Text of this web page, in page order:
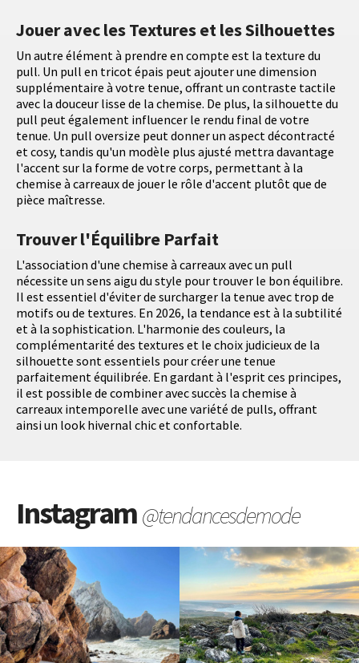
Jouer avec les Textures et les Silhouettes
Un autre élément à prendre en compte est la texture du
pull. Un pull en tricot épais peut ajouter une dimension
supplémentaire à votre tenue, offrant un contraste tactile
avec la douceur lisse de la chemise. De plus, la silhouette du
pull peut également influencer le rendu final de votre
tenue. Un pull oversize peut donner un aspect décontracté
et cosy, tandis qu'un modèle plus ajusté mettra davantage
l'accent sur la forme de votre corps, permettant à la
chemise à carreaux de jouer le rôle d'accent plutôt que de
pièce maîtresse.
Trouver l'Équilibre Parfait
L'association d'une chemise à carreaux avec un pull
nécessite un sens aigu du style pour trouver le bon équilibre.
Il est essentiel d'éviter de surcharger la tenue avec trop de
motifs ou de textures. En 2026, la tendance est à la subtilité
et à la sophistication. L'harmonie des couleurs, la
complémentarité des textures et le choix judicieux de la
silhouette sont essentiels pour créer une tenue
parfaitement équilibrée. En gardant à l'esprit ces principes,
il est possible de combiner avec succès la chemise à
carreaux intemporelle avec une variété de pulls, offrant
ainsi un look hivernal chic et confortable.
Instagram@tendancesdemode